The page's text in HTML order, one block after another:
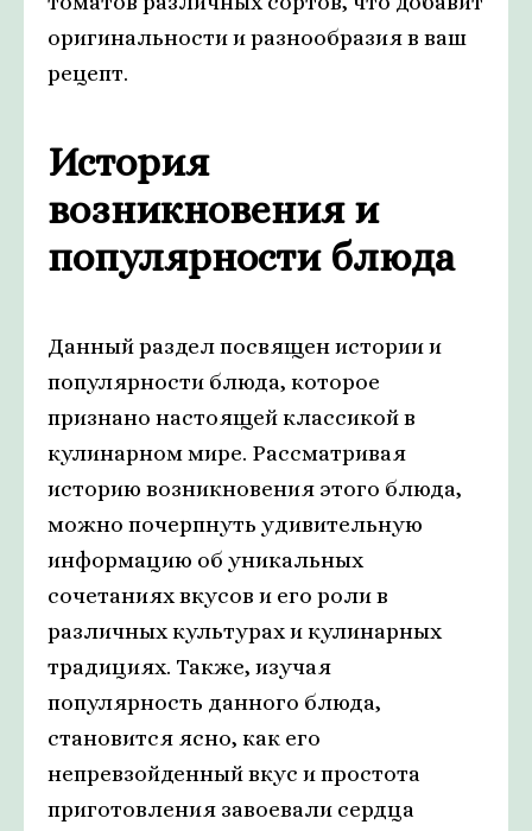
оригинальности и разнообразия в ваш
рецепт.
История
возникновения и
популярности блюда
Данный раздел посвящен истории и
популярности блюда, которое
признано настоящей классикой в
кулинарном мире. Рассматривая
историю возникновения этого блюда,
можно почерпнуть удивительную
информацию об уникальных
сочетаниях вкусов и его роли в
различных культурах и кулинарных
традициях. Также, изучая
популярность данного блюда,
становится ясно, как его
непревзойденный вкус и простота
приготовления завоевали сердца